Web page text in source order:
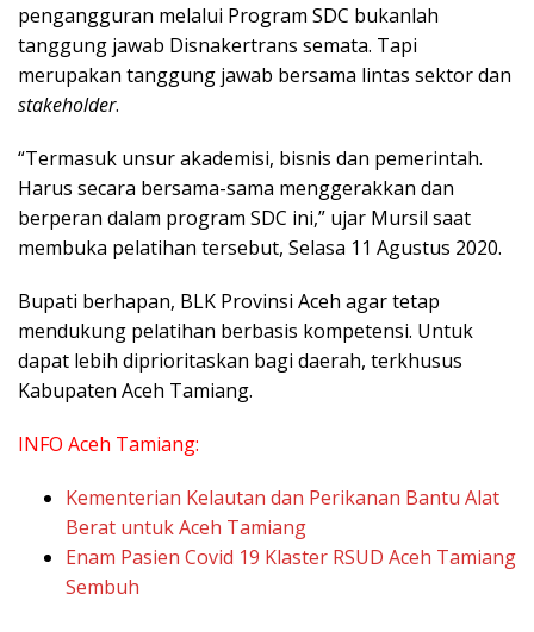
pengangguran melalui Program SDC bukanlah
tanggung jawab Disnakertrans semata. Tapi
merupakan tanggung jawab bersama lintas sektor dan
stakeholder.
“Termasuk unsur akademisi, bisnis dan pemerintah.
Harus secara bersama-sama menggerakkan dan
berperan dalam program SDC ini,” ujar Mursil saat
membuka pelatihan tersebut, Selasa 11 Agustus 2020.
Bupati berhapan, BLK Provinsi Aceh agar tetap
mendukung pelatihan berbasis kompetensi. Untuk
dapat lebih diprioritaskan bagi daerah, terkhusus
Kabupaten Aceh Tamiang.
INFO Aceh Tamiang:
Kementerian Kelautan dan Perikanan Bantu Alat
Berat untuk Aceh Tamiang
Enam Pasien Covid 19 Klaster RSUD Aceh Tamiang
Sembuh